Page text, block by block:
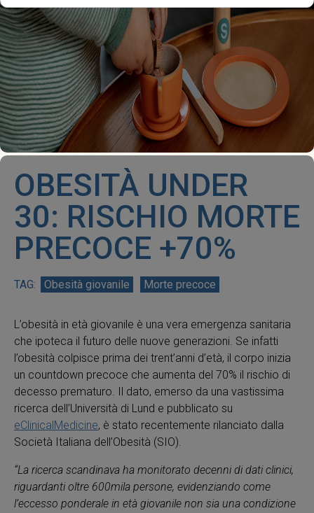
OBESITÀ UNDER
30: RISCHIO MORTE
PRECOCE +70%
Obesità giovanile Morte precoce
L’obesità in età giovanile è una vera emergenza sanitaria
che ipoteca il futuro delle nuove generazioni. Se infatti
l’obesità colpisce prima dei trent’anni d’età, il corpo inizia
un countdown precoce che aumenta del 70% il rischio di
decesso prematuro. Il dato, emerso da una vastissima
ricerca dell’Università di Lund e pubblicato su
eClinicalMedicine, è stato recentemente rilanciato dalla
Società Italiana dell’Obesità (SIO).
“La ricerca scandinava ha monitorato decenni di dati clinici,
riguardanti oltre 600mila persone, evidenziando come
l’eccesso ponderale in età giovanile non sia una condizione